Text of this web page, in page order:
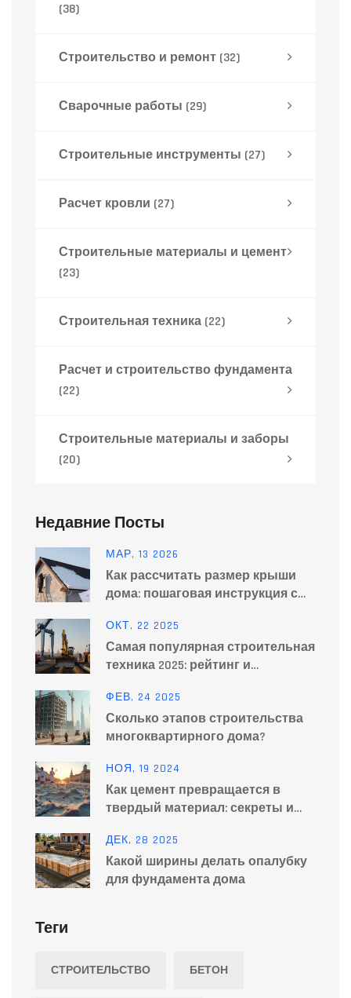
(38)
Строительство и ремонт (32)
Сварочные работы (29)
Строительные инструменты (27)
Расчет кровли (27)
Строительные материалы и цемент
(23)
Строительная техника (22)
Расчет и строительство фундамента
(22)
Строительные материалы и заборы
(20)
Недавние Посты
МАР, 13 2026
Как рассчитать размер крыши
дома: пошаговая инструкция с
ОКТ, 22 2025
Самая популярная строительная
техника 2025: рейтинг и
ФЕВ, 24 2025
Сколько этапов строительства
многоквартирного дома?
НОЯ, 19 2024
Как цемент превращается в
твердый материал: секреты и
ДЕК, 28 2025
Какой ширины делать опалубку
для фундамента дома
Теги
СТРОИТЕЛЬСТВО БЕТОН